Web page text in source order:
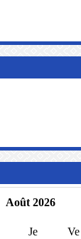
Août 2026
Je Ve